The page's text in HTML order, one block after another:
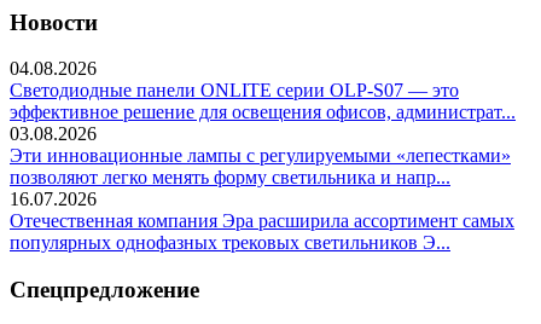
Новости
04.08.2026
Светодиодные панели ONLITE серии OLP-S07 — это
эффективное решение для освещения офисов, администрат...
03.08.2026
Эти инновационные лампы с регулируемыми «лепестками»
позволяют легко менять форму светильника и напр...
16.07.2026
Отечественная компания Эра расширила ассортимент самых
популярных однофазных трековых светильников Э...
Спецпредложение